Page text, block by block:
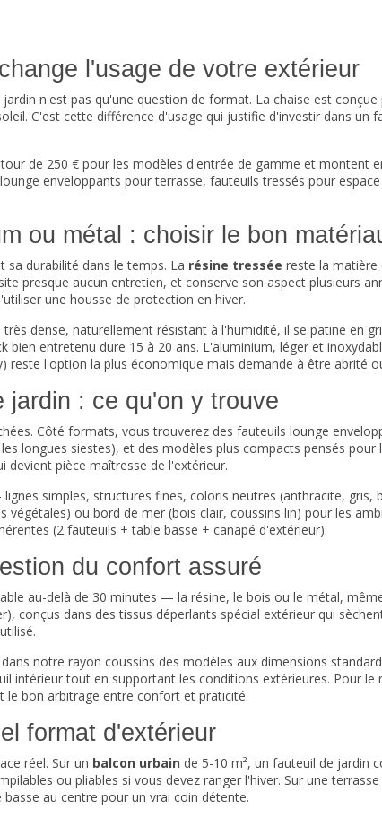
l'usage de votre extérieur
n'est pas qu'une question de format. La chaise est
C'est cette différence d'usage qui justifie d'investir dans
de 250 € pour les modèles d'entrée de gamme et montent
enveloppants pour terrasse, fauteuils tressés pour
ou métal : choisir le bon
durabilité dans le temps. La résine tressée reste la matière
presque aucun entretien, et conserve son aspect plusieurs
une housse de protection en hiver.
dense, naturellement résistant à l'humidité, il se patine en
entretenu dure 15 à 20 ans. L'aluminium, léger et
l'option la plus économique mais demande à être abrité
jardin : ce qu'on y trouve
Côté formats, vous trouverez des fauteuils lounge
longues siestes), et des modèles plus compacts pensés
devient pièce maîtresse de l'extérieur.
simples, structures fines, coloris neutres (anthracite,
ou bord de mer (bois clair, coussins lin) pour les
(2 fauteuils + table basse + canapé d'extérieur).
du confort assuré
au-delà de 30 minutes — la résine, le bois ou le métal,
conçus dans des tissus déperlants spécial extérieur qui
notre rayon coussins des modèles aux dimensions
intérieur tout en supportant les conditions extérieures. Pour
bon arbitrage entre confort et praticité.
format d'extérieur
réel. Sur un balcon urbain de 5-10 m², un fauteuil de jardin
ou pliables si vous devez ranger l'hiver. Sur une
au centre pour un vrai coin détente.